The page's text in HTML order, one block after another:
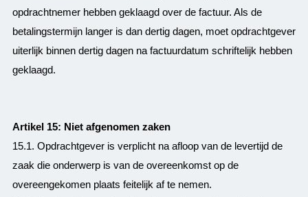
opdrachtnemer hebben geklaagd over de factuur. Als de
betalingstermijn langer is dan dertig dagen, moet opdrachtgever
uiterlijk binnen dertig dagen na factuurdatum schriftelijk hebben
geklaagd.
Artikel 15: Niet afgenomen zaken
15.1. Opdrachtgever is verplicht na afloop van de levertijd de
zaak die onderwerp is van de overeenkomst op de
overeengekomen plaats feitelijk af te nemen.